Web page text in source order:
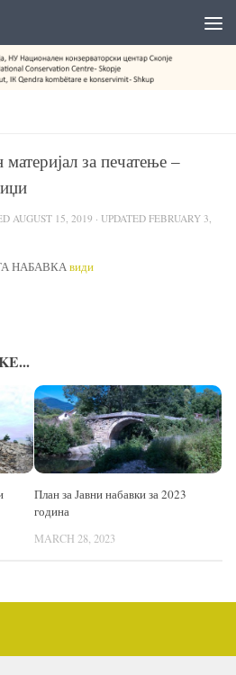
за печатење –
AUGUST 15, 2019 · UPDATED FEBRUARY 3,
НАБАВКАвиди
План за Јавни набавки за 2023
година
MARCH 28, 2023